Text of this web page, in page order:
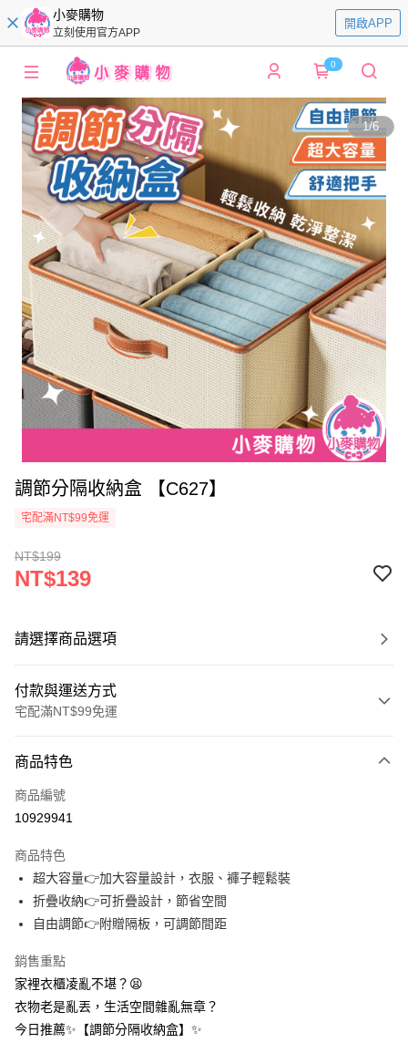
小麥購物
立刻使用官方APP
開啟APP
0
1/6
調節分隔收納盒 【C627】
宅配滿NT$99免運
NT$199
NT$139
請選擇商品選項
付款與運送方式
宅配滿NT$99免運
信用卡一次付款
信用卡分期付款
合作金庫商業銀行
華南商業銀行
彰化商業銀行
上海商業儲蓄銀行
台北富邦商業銀行
國泰世華商業銀行
兆豐國際商業銀行
匯豐（台灣）商業銀行
聯邦商業銀行
元大商業銀行
台新國際商業銀行
超商取貨付款
LINE Pay
街口支付
悠遊付
AFTEE先享後付
商品特色
商品編號
10929941
商品特色
超大容量👉加大容量設計，衣服、褲子輕鬆裝
折疊收納👉可折疊設計，節省空間
自由調節👉附贈隔板，可調節間距
銷售重點
家裡衣櫃凌亂不堪？😫
衣物老是亂丟，生活空間雜亂無章？
今日推薦✨【調節分隔收納盒】✨